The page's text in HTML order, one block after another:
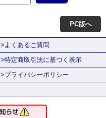
PC版へ
>よくあるご質問
>特定商取引法に基づく表示
>プライバシーポリシー